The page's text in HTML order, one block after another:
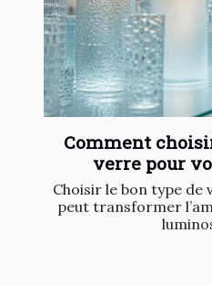
Comment
verre pour
Choisir le bon type de
peut transformer